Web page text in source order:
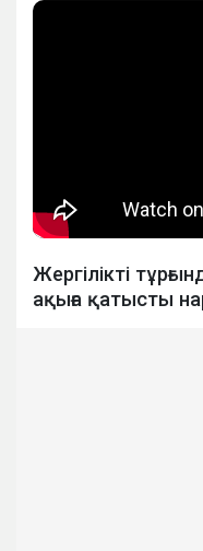
Жергілікті
ақыға қатысты